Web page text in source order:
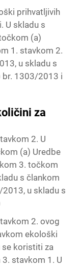
prihvatljivih
U skladu s
(a)
1. stavkom 2.
u skladu s
br. 1303/2013 i
za
2. U
(a) Uredbe
3. točkom
s člankom
u skladu s
2. ovog
ekološki
se koristiti za
stavkom 1. U